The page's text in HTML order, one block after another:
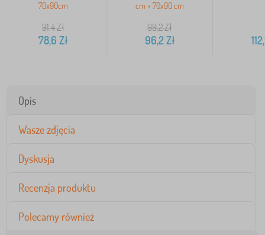
70x90cm
91,4Zł
78,6 Zł
cm + 70x90 cm
99,2Zł
96,2Zł
Opis
Wasze zdjęcia
Dyskusja
Recenzja produktu
Polecamy również